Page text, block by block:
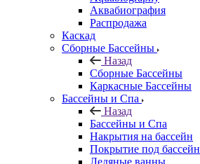
Аквабиография
Распродажа
Каскад
Сборные Бассейны
Назад
Сборные Бассейны
Каркасные Бассейны
Бассейны и Спа
Назад
Бассейны и Спа
Накрытия на бассейн
Покрытие под бассейн
Ледяные ванны